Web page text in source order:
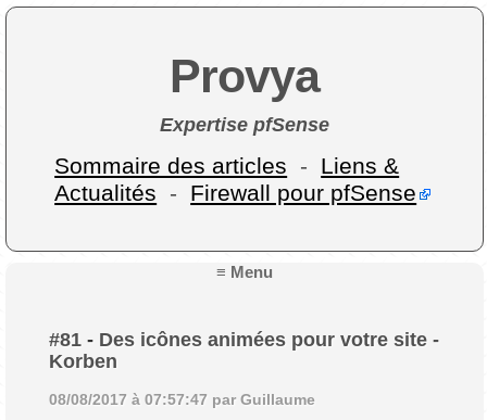
Provya
Expertise pfSense
Sommaire des articles - Liens &
Actualités - Firewall pour pfSense
≡ Menu
#81 - Des icônes animées pour votre site -
Korben
08/08/2017 à 07:57:47 par Guillaume